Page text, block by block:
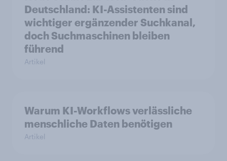
Deutschland: KI-Assistenten sind
wichtiger ergänzender Suchkanal,
doch Suchmaschinen bleiben
führend
Artikel
Warum KI-Workflows verlässliche
menschliche Daten benötigen
Artikel